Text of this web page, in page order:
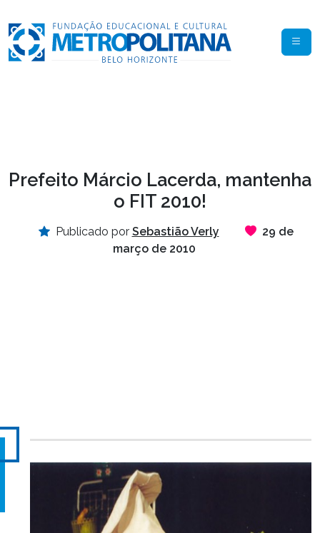
Prefeito Márcio Lacerda, mantenha
o FIT 2010!
Publicado por Sebastião Verly
29 de
março de 2010